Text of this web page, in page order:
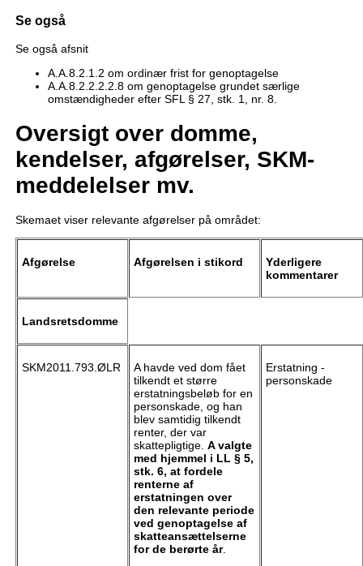
Se også
Se også afsnit
A.A.8.2.1.2 om ordinær frist for genoptagelse
A.A.8.2.2.2.2.8 om genoptagelse grundet særlige
omstændigheder efter SFL § 27, stk. 1, nr. 8.
Oversigt over domme,
kendelser, afgørelser, SKM-
meddelelser mv.
Skemaet viser relevante afgørelser på området:
Afgørelse Afgørelsen i stikord
Yderligere
kommentarer
Landsretsdomme
SKM2011.793.ØLR
A havde ved dom fået
tilkendt et større
erstatningsbeløb for en
personskade, og han
blev samtidig tilkendt
renter, der var
skattepligtige. A valgte
med hjemmel i LL § 5,
stk. 6, at fordele
renterne af
erstatningen over
den relevante periode
ved genoptagelse af
skatteansættelserne
for de berørte år.
Erstatning -
personskade